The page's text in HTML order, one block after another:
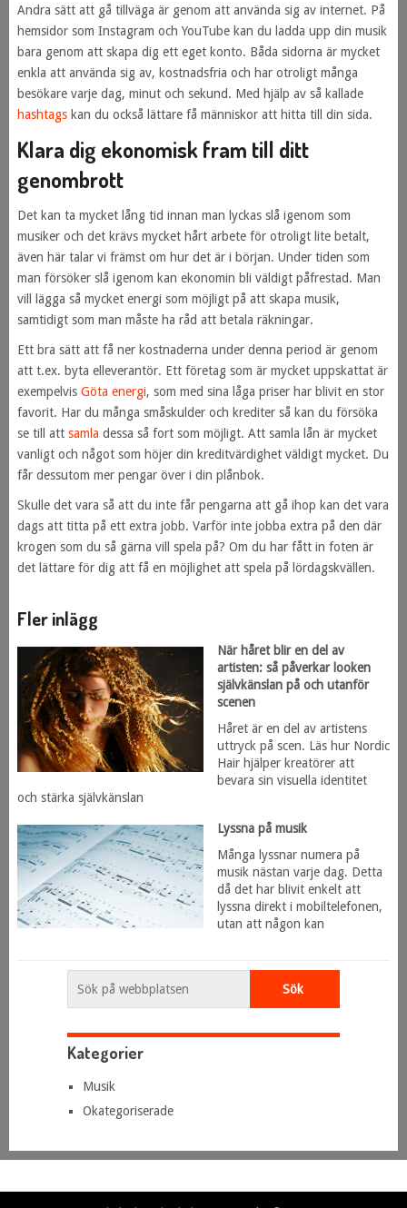
Andra sätt att gå tillväga är genom att använda sig av internet. På
hemsidor som Instagram och YouTube kan du ladda upp din musik
bara genom att skapa dig ett eget konto. Båda sidorna är mycket
enkla att använda sig av, kostnadsfria och har otroligt många
besökare varje dag, minut och sekund. Med hjälp av så kallade
hashtagskan du också lättare få människor att hitta till din sida.
Klara dig ekonomisk fram till ditt
genombrott
Det kan ta mycket lång tid innan man lyckas slå igenom som
musiker och det krävs mycket hårt arbete för otroligt lite betalt,
även här talar vi främst om hur det är i början. Under tiden som
man försöker slå igenom kan ekonomin bli väldigt påfrestad. Man
vill lägga så mycket energi som möjligt på att skapa musik,
samtidigt som man måste ha råd att betala räkningar.
Ett bra sätt att få ner kostnaderna under denna period är genom
att t.ex. byta elleverantör. Ett företag som är mycket uppskattat är
exempelvis Göta energi, som med sina låga priser har blivit en stor
favorit. Har du många småskulder och krediter så kan du försöka
se till att samla dessa så fort som möjligt. Att samla lån är mycket
vanligt och något som höjer din kreditvärdighet väldigt mycket. Du
får dessutom mer pengar över i din plånbok.
Skulle det vara så att du inte får pengarna att gå ihop kan det vara
dags att titta på ett extra jobb. Varför inte jobba extra på den där
krogen som du så gärna vill spela på? Om du har fått in foten är
det lättare för dig att få en möjlighet att spela på lördagskvällen.
Fler inlägg
När håret blir en del av
artisten: så påverkar looken
självkänslan på och utanför
scenen
Håret är en del av artistens
uttryck på scen. Läs hur Nordic
Hair hjälper kreatörer att
bevara sin visuella identitet
och stärka självkänslan
Lyssna på musik
Många lyssnar numera på
musik nästan varje dag. Detta
då det har blivit enkelt att
lyssna direkt i mobiltelefonen,
utan att någon kan
Kategorier
Musik
Okategoriserade